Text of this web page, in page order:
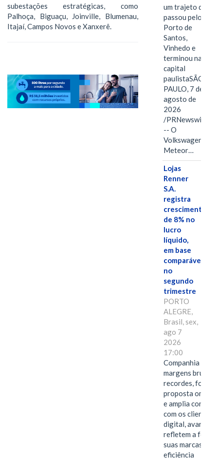
subestações estratégicas, como
Palhoça, Biguaçu, Joinville, Blumenau,
Itajaí, Campos Novos e Xanxerê.
um trajeto que
passou pelo
Porto de
Santos,
Vinhedo e
terminou na
capital
paulistaSÃO
PAULO, 7 de
agosto de
2026
/PRNewswire/
-- O
Volkswagen
Meteor…
Lojas
Renner
S.A.
registra
crescimento
de 8% no
lucro
líquido,
em base
comparável,
no
segundo
trimestre
PORTO
ALEGRE,
Brasil, sex,
ago 7
2026
17:00
Companhia
margens brutas
recordes,
proposta
e amplia
com os clientes
digital, avanços
refletem a força
suas marcas, a
eficiência